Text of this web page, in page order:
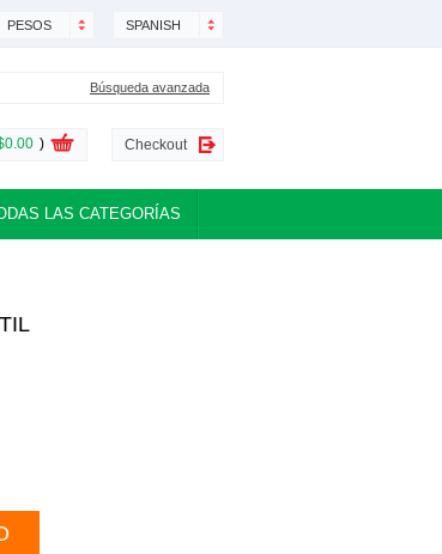
SPANISH
PESOS
Búsqueda avanzada
) Checkout
LAS CATEGORÍAS